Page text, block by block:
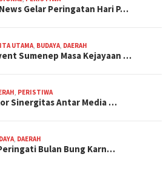
Gelar Peringatan Hari P…
UTAMA, BUDAYA, DAERAH
Sumenep Masa Kejayaan …
, PERISTIWA
Sinergitas Antar Media …
, DAERAH
Bulan Bung Karn…